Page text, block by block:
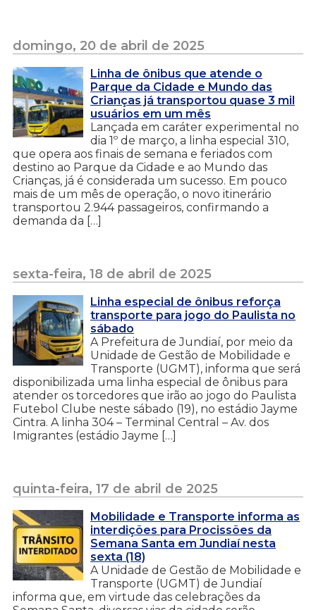
domingo, 20 de abril de 2025
Linha de ônibus que atende o
Parque da Cidade e Mundo das
Crianças já transportou quase 3 mil
usuários em um mês
Lançada em caráter experimental no
dia 1º de março, a linha especial 310,
que opera aos finais de semana e feriados com
destino ao Parque da Cidade e ao Mundo das
Crianças, já é considerada um sucesso. Em pouco
mais de um mês de operação, o novo itinerário
transportou 2.944 passageiros, confirmando a
demanda da […]
sexta-feira, 18 de abril de 2025
Linha especial de ônibus reforça
transporte para jogo do Paulista no
sábado
A Prefeitura de Jundiaí, por meio da
Unidade de Gestão de Mobilidade e
Transporte (UGMT), informa que será
disponibilizada uma linha especial de ônibus para
atender os torcedores que irão ao jogo do Paulista
Futebol Clube neste sábado (19), no estádio Jayme
Cintra. A linha 304 – Terminal Central – Av. dos
Imigrantes (estádio Jayme […]
quinta-feira, 17 de abril de 2025
Mobilidade e Transporte informa as
interdições para Procissões da
Semana Santa em Jundiaí nesta
sexta (18)
A Unidade de Gestão de Mobilidade e
Transporte (UGMT) de Jundiaí
informa que, em virtude das celebrações da